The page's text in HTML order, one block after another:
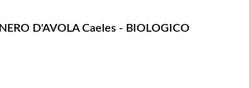
NERO D'AVOLA Caeles - BIOLOGICO